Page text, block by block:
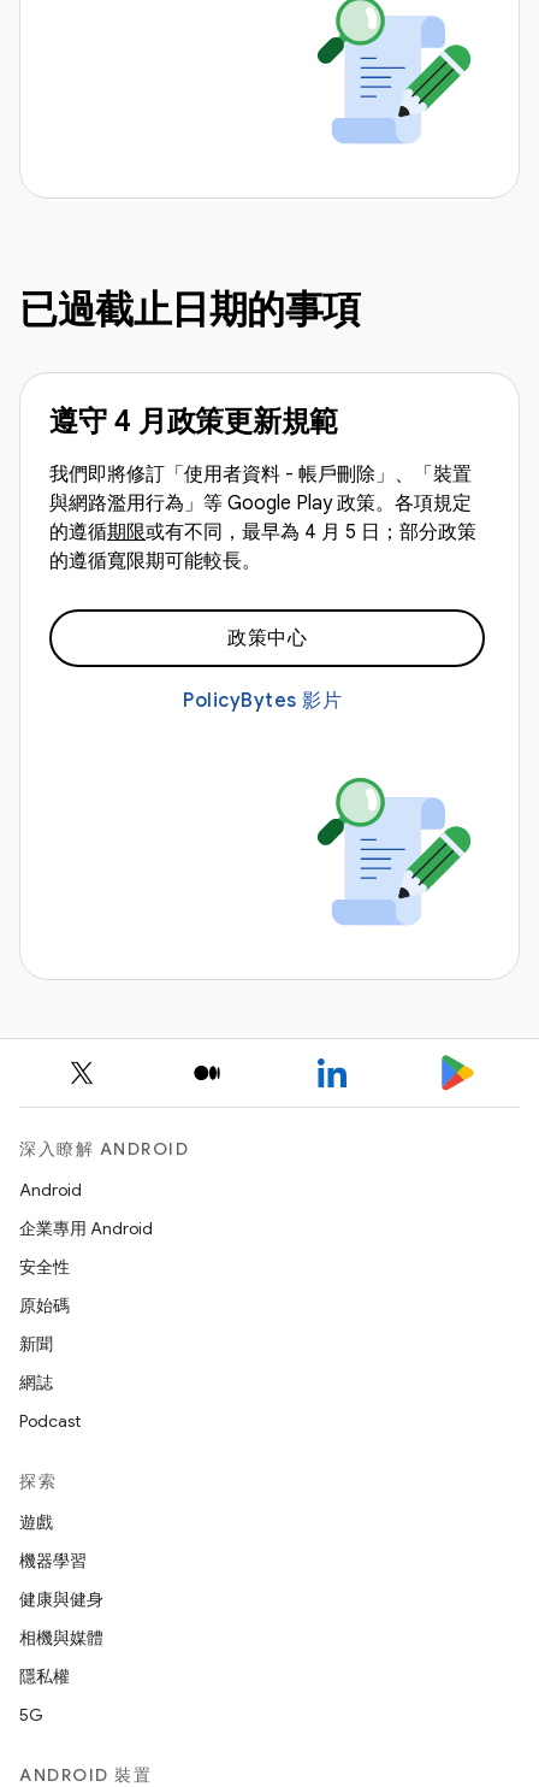
已過截止日期的事項
遵守 4 月政策更新規範
我們即將修訂「使用者資料 - 帳戶刪除」、「裝置
與網路濫用行為」等 Google Play 政策。各項規定
的遵循期限或有不同，最早為 4 月 5 日；部分政策
的遵循寬限期可能較長。
政策中心
PolicyBytes 影片
深入瞭解 ANDROID
Android
企業專用 Android
安全性
原始碼
新聞
網誌
Podcast
探索
遊戲
機器學習
健康與健身
相機與媒體
隱私權
5G
ANDROID 裝置